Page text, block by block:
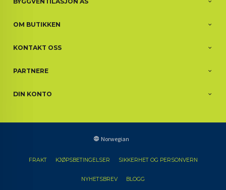
OM BUTIKKEN
KONTAKT OSS
PARTNERE
DIN KONTO
Norwegian
FRAKT KJØPSBETINGELSER SIKKERHET OG PERSONVERN
NYHETSBREV BLOGG